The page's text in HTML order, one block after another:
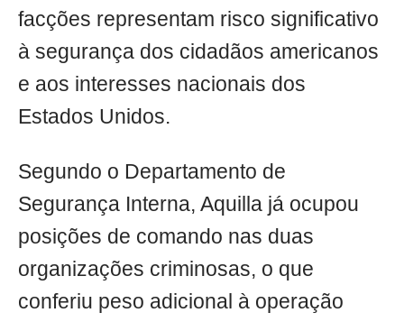
facções representam risco significativo
à segurança dos cidadãos americanos
e aos interesses nacionais dos
Estados Unidos.
Segundo o Departamento de
Segurança Interna, Aquilla já ocupou
posições de comando nas duas
organizações criminosas, o que
conferiu peso adicional à operação